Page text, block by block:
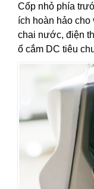
Cốp nhỏ phía
ích hoàn hảo
chai nước, điện
ổ cắm DC tiêu